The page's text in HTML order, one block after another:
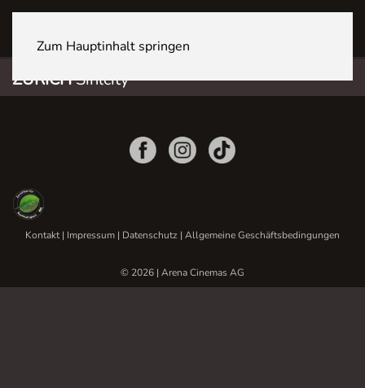
Zum Hauptinhalt springen
ZÜRICHSihlcity
Kontakt| Impressum | Datenschutz | Allgemeine Geschäftsbedingungen
© 2026 | Arena Cinemas AG